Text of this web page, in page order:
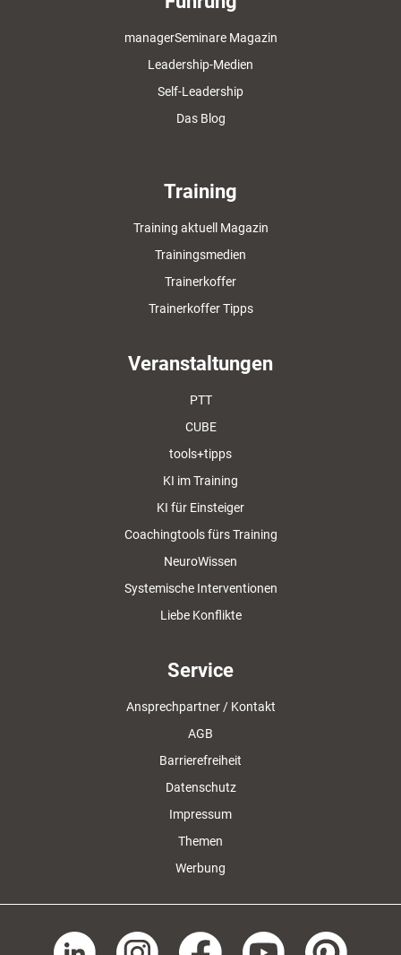
managerSeminare Magazin
Leadership-Medien
Self-Leadership
Das Blog
Training
Training aktuell Magazin
Trainingsmedien
Trainerkoffer
Trainerkoffer Tipps
Veranstaltungen
PTT
CUBE
tools+tipps
KI im Training
KI für Einsteiger
Coachingtools fürs Training
NeuroWissen
Systemische Interventionen
Liebe Konflikte
Service
Ansprechpartner / Kontakt
AGB
Barrierefreiheit
Datenschutz
Impressum
Themen
Werbung